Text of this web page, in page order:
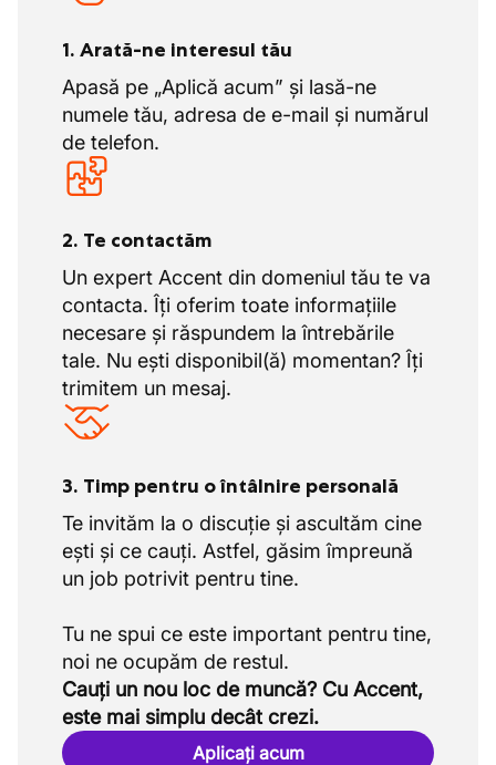
1. Arată-ne interesul tău
Apasă pe „Aplică acum” și lasă-ne
numele tău, adresa de e-mail și numărul
de telefon.
2. Te contactăm
Un expert Accent din domeniul tău te va
contacta. Îți oferim toate informațiile
necesare și răspundem la întrebările
tale. Nu ești disponibil(ă) momentan? Îți
trimitem un mesaj.
3. Timp pentru o întâlnire personală
Te invităm la o discuție și ascultăm cine
ești și ce cauți. Astfel, găsim împreună
un job potrivit pentru tine.
Tu ne spui ce este important pentru tine,
Cauți un nou loc de muncă? Cu Accent,
este mai simplu decât crezi.
Aplicați acum